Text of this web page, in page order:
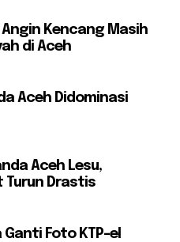
Kencang Masih
di Aceh
Aceh Didominasi
Aceh Lesu,
Turun Drastis
Foto KTP-el